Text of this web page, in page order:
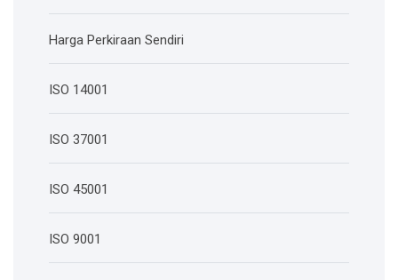
Harga Perkiraan Sendiri
ISO 14001
ISO 37001
ISO 45001
ISO 9001